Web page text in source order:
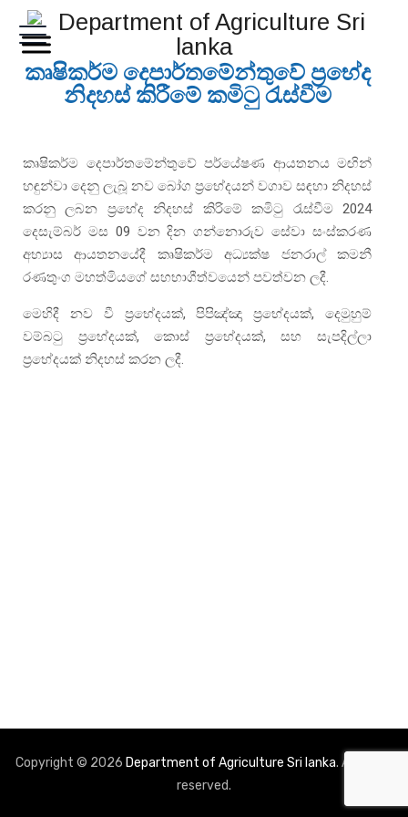
කෘෂිකර්ම දෙපාර්තමේන්තුවේ ප‍්‍රභේද
නිදහස් කිරීමේ කමිටු රැස්වීම
කෘෂිකර්ම දෙපාර්තමේන්තුවේ පර්යේෂණ ආයතනය මඟින්
හඳුන්වා දෙනු ලැබූ නව බෝග ප‍්‍රභේදයන් වගාව සඳහා නිදහස්
කරනු ලබන ප‍්‍රභේද නිදහස් කිරිමේ කමිටු රැස්වීම 2024
දෙසැම්බර් මස 09 වන දින ගන්නොරුව සේවා සංස්කරණ
අභ්‍යාස ආයතනයේදී කෘෂිකර්ම අධ්‍යක්ෂ ජනරාල් කමනී
රණතුංග මහත්මියගේ සහභාගීත්වයෙන් පවත්වන ලදී.
මෙහිදී නව වී ප‍්‍රභේදයක්, පිපිඤ්ඤා ප‍්‍රභේදයක්, දෙමුහුම්
වම්බටු ප‍්‍රභේදයක්, කොස් ප‍්‍රභේදයක්, සහ සැපදිල්ලා
ප‍්‍රභේදයක් නිදහස් කරන ලදී.
Copyright © 2026 Department of Agriculture Sri lanka. All rights
reserved.